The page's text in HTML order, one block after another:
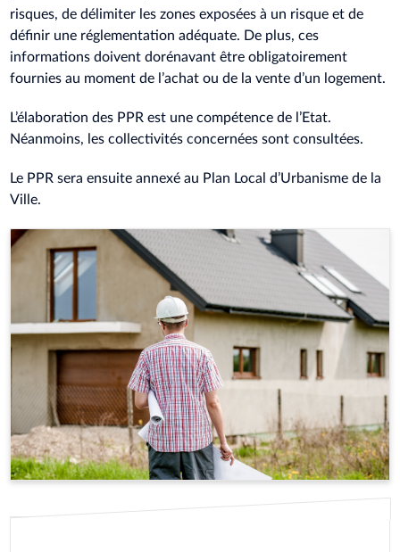
risques, de délimiter les zones exposées à un risque et de
définir une réglementation adéquate. De plus, ces
informations doivent dorénavant être obligatoirement
fournies au moment de l’achat ou de la vente d’un logement.
L’élaboration des PPR est une compétence de l’Etat.
Néanmoins, les collectivités concernées sont consultées.
Le PPR sera ensuite annexé au Plan Local d’Urbanisme de la
Ville.